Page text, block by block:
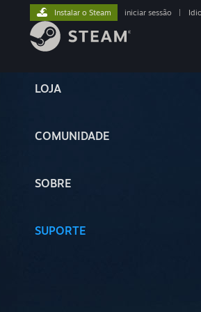
LOJA
COMUNIDADE
SOBRE
SUPORTE
Instalar o Steam iniciar sessão